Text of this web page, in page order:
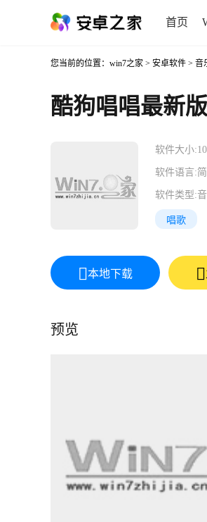
首页
您当前的位置： win7之家 > 安卓软件 > 音
酷狗唱唱最新版
软件大小:
软件语言:
软件类型:
唱歌
本地下载
预览